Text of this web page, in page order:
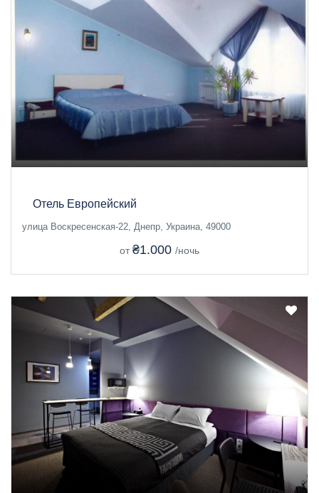
Отель Европейский
улица Воскресенская-22, Днепр, Украина, 49000
от ₴1.000 /ночь